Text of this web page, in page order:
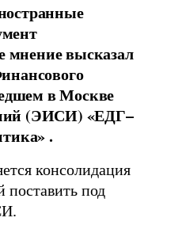
мнение высказал
в Москве
(ЭИСИ) «ЕДГ–
.
консолидация
поставить под